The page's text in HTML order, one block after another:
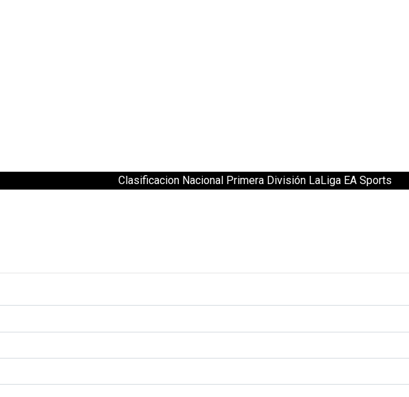
Clasificacion Nacional Primera División LaLiga EA Sports